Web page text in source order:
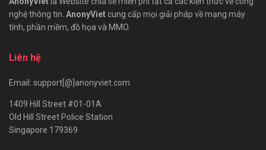
nghệ thông tin. AnonyViet cung cấp mọi giải pháp về mạng máy
tính, phần mềm, đồ họa và MMO.
Liên hệ
Email: support[@]anonyviet.com
1409 Hill Street #01-01A
Old Hill Street Police Station
Singapore 179369